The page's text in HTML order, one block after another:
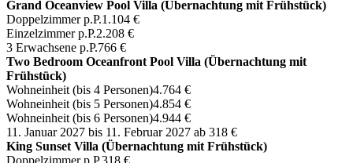
Grand Oceanview Pool Villa (Übernachtung mit Frühstück)
Doppelzimmer p.P.1.104 €
Einzelzimmer p.P.2.208 €
3 Erwachsene p.P.766 €
Two Bedroom Oceanfront Pool Villa (Übernachtung mit
Frühstück)
Wohneinheit (bis 4 Personen)4.764 €
Wohneinheit (bis 5 Personen)4.854 €
Wohneinheit (bis 6 Personen)4.944 €
11. Januar 2027 bis 11. Februar 2027 ab 318 €
King Sunset Villa (Übernachtung mit Frühstück)